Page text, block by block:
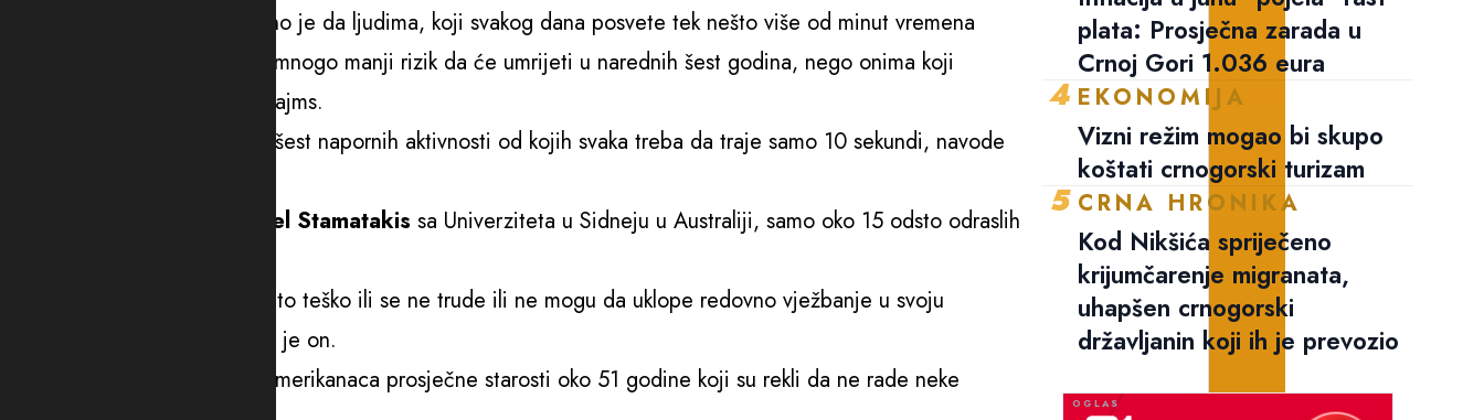
Tokom istraživanja ustanovljeno je da ljudima, koji svakog dana posvete tek nešto više od minut vremena
intenzivnim vježbama, prijeti mnogo manji rizik da će umrijeti u narednih šest godina, nego onima koji
uopšte ne vježbaju, prenosi Tajms.
Dovoljno je da uradite pet ili šest napornih aktivnosti od kojih svaka treba da traje samo 10 sekundi, navode
Emanuel Stamatakis sa Univerziteta u Sidneju u Australiji, samo oko 15 odsto odraslih
“Većini odrasle populacije je to teško ili se ne trude ili ne mogu da uklope redovno vježbanje u svoju
svakodnevnu rutinu”, zaključio je on.
Studija je obuhvatila 3.300 Amerikanaca prosječne starosti oko 51 godine koji su rekli da ne rade neke
plata: Prosječna zarada u
Crnoj Gori 1.036 eura
4 EKONOMIJA
Vizni režim mogao bi skupo
koštati crnogorski turizam
5 CRNA HRONIKA
Kod Nikšića spriječeno
krijumčarenje migranata,
uhapšen crnogorski
državljanin koji ih je prevozio